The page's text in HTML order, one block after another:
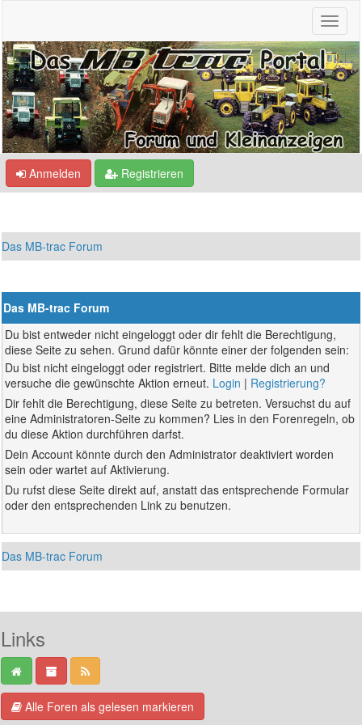
Anmelden Registrieren
Das MB-trac Forum
Das MB-trac Forum
Du bist entweder nicht eingeloggt oder dir fehlt die Berechtigung,
diese Seite zu sehen. Grund dafür könnte einer der folgenden sein:
Du bist nicht eingeloggt oder registriert. Bitte melde dich an und
versuche die gewünschte Aktion erneut. Login | Registrierung?
Dir fehlt die Berechtigung, diese Seite zu betreten. Versuchst du auf
eine Administratoren-Seite zu kommen? Lies in den Forenregeln, ob
du diese Aktion durchführen darfst.
Dein Account könnte durch den Administrator deaktiviert worden
sein oder wartet auf Aktivierung.
Du rufst diese Seite direkt auf, anstatt das entsprechende Formular
oder den entsprechenden Link zu benutzen.
Das MB-trac Forum
Links
Alle Foren als gelesen markieren